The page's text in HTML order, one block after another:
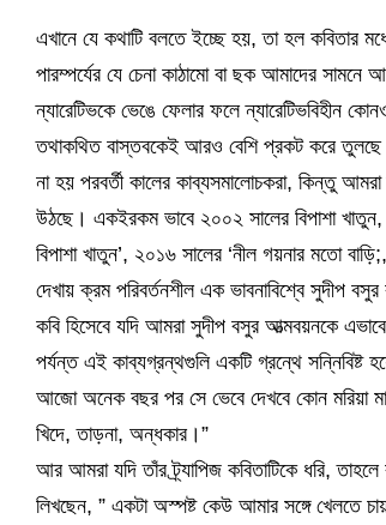
এখানে যে কথাটি বলতে ইচ্ছে হয়, তা হল কবিতার
পারম্পর্যের যে চেনা কাঠামো বা ছক আমাদের
ন্যারেটিভকে ভেঙে ফেলার ফলে ন্যারেটিভবিহীন
তথাকথিত বাস্তবকেই আরও বেশি প্রকট করে
না হয় পরবর্তী কালের কাব্যসমালোচকরা, কিন্তু
উঠছে। একইরকম ভাবে ২০০২ সালের বিপাশা খাতুন,
বিপাশা খাতুন’, ২০১৬ সালের ‘নীল গয়নার মতো
দেখায় ক্রম পরিবর্তনশীল এক ভাবনাবিশ্বে সুদীপ
কবি হিসেবে যদি আমরা সুদীপ বসুর আত্মবয়নকে
পর্যন্ত এই কাব্যগ্রন্থগুলি একটি গ্রন্থে সন্নিবিষ্ট
আজো অনেক বছর পর সে ভেবে দেখবে কোন মরিয়া
খিদে, তাড়না, অন্ধকার।”
আর আমরা যদি তাঁর ট্র্যাপিজ কবিতাটিকে ধরি,
লিখছেন, ” একটা অস্পষ্ট কেউ আমার সঙ্গে খেলতে